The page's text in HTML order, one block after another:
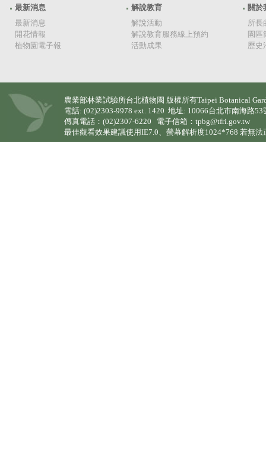
最新消息
最新消息
開花情報
植物園電子報
解說教育
解說活動
解說教育服務線上預約
活動成果
關於
所長
園區
歷史
農業部林業試驗所台北植物園 版權所有Taipei Botanical
電話: (02)2303-9978 ext. 1420 地址: 10066台北市南海路53
傳真電話：(02)2307-6220 電子信箱：tpbg@tfri.gov.tw
最佳觀看效果建議使用IE7.0、螢幕解析度1024*768 若無